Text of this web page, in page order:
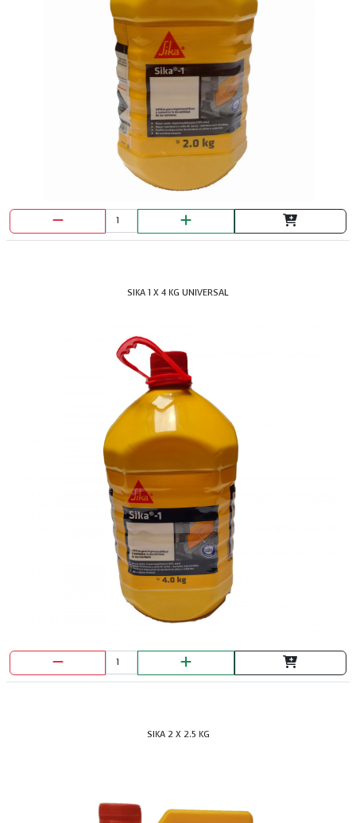
SIKA 1 X 4 KG UNIVERSAL
SIKA 2 X 2.5 KG